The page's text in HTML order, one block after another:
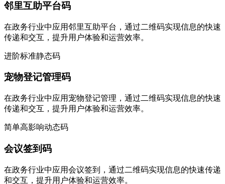
邻里互助平台码
在政务行业中应用邻里互助平台，通过二维码实现信息的快速
传递和交互，提升用户体验和运营效率。
进阶标准静态码
宠物登记管理码
在政务行业中应用宠物登记管理，通过二维码实现信息的快速
传递和交互，提升用户体验和运营效率。
简单高影响动态码
会议签到码
在政务行业中应用会议签到，通过二维码实现信息的快速传递
和交互，提升用户体验和运营效率。